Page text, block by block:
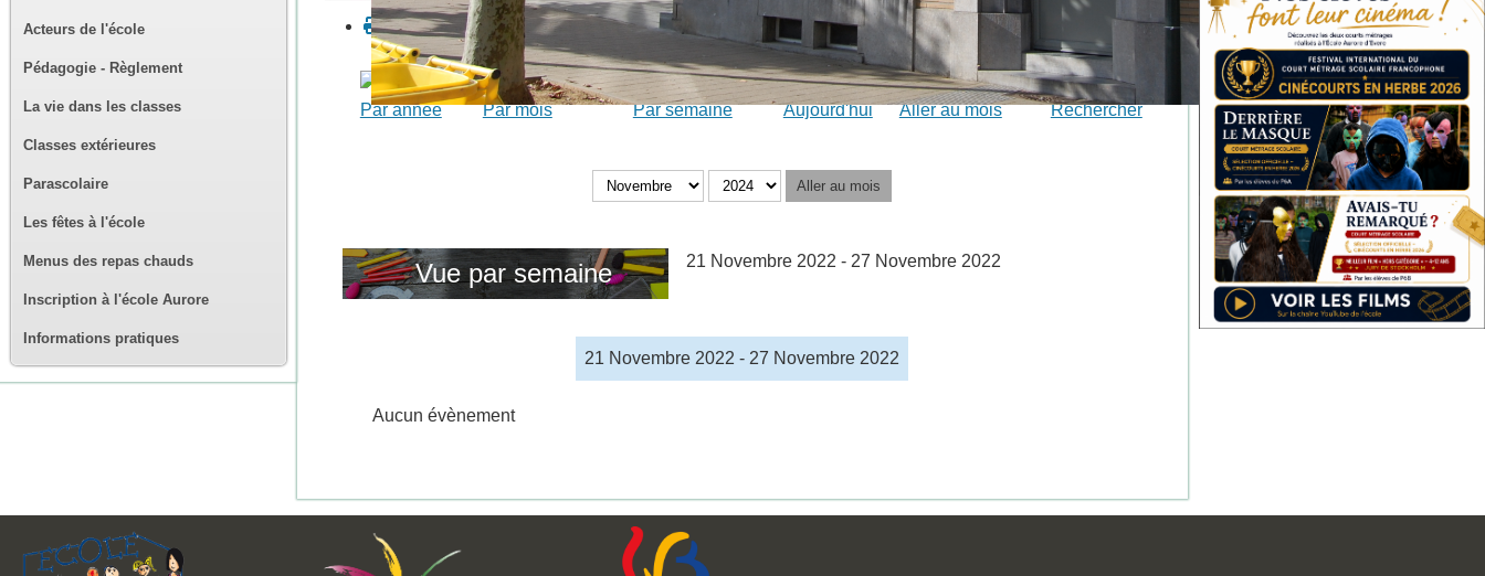
Acteurs de l'école
Pédagogie - Règlement
La vie dans les classes
Classes extérieures
Parascolaire
Les fêtes à l'école
Menus des repas chauds
Inscription à l'école Aurore
Informations pratiques
Par année Par mois Par semaine Aujourd'hui Aller au mois Rechercher
Aller au mois
Vue par semaine 21 Novembre 2022 - 27 Novembre 2022
21 Novembre 2022 - 27 Novembre 2022
Aucun évènement